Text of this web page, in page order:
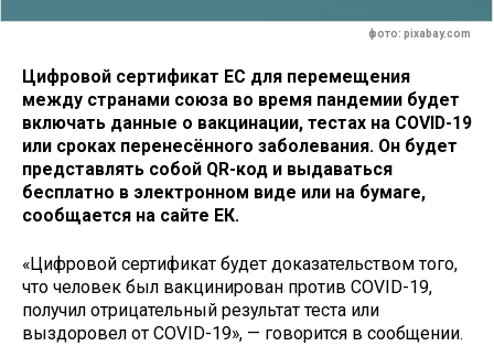
фото: pixabay.com
Цифровой сертификат ЕС для перемещения
между странами союза во время пандемии будет
включать данные о вакцинации, тестах на COVID-19
или сроках перенесённого заболевания. Он будет
представлять собой QR-код и выдаваться
бесплатно в электронном виде или на бумаге,
сообщается на сайте ЕК.
«Цифровой сертификат будет доказательством того,
что человек был вакцинирован против COVID-19,
получил отрицательный результат теста или
выздоровел от COVID-19», — говорится в сообщении.